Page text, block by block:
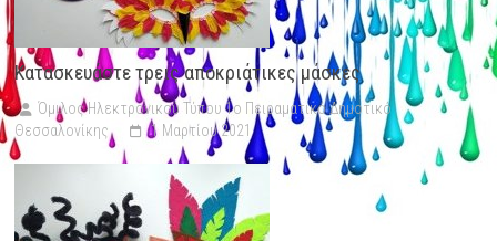
Κατασκευάστε τρεις αποκριάτικες μάσκες
Όμιλος Ηλεκτρονικού Τύπου 1ο Πειραματικό Δημοτικό
Θεσσαλονίκης
1 Μαρτίου 2021